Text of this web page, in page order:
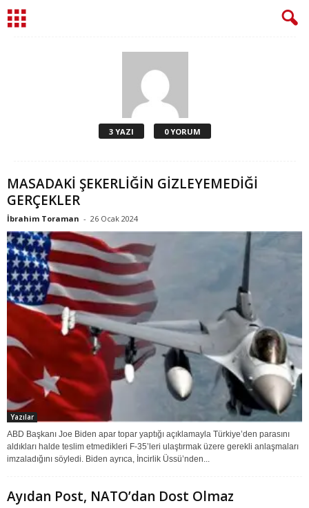
3 YAZI 0 YORUM
MASADAKİ ŞEKERLİĞİN GİZLEYEMEDİĞİ
GERÇEKLER
İbrahim Toraman - 26 Ocak 2024
Yazılar
ABD Başkanı Joe Biden apar topar yaptığı açıklamayla Türkiye’den parasını
aldıkları halde teslim etmedikleri F-35’leri ulaştırmak üzere gerekli anlaşmaları
imzaladığını söyledi. Biden ayrıca, İncirlik Üssü’nden...
Ayıdan Post, NATO’dan Dost Olmaz